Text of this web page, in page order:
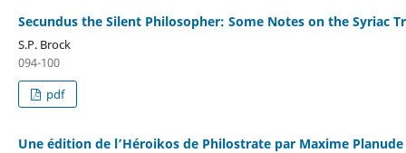
Secundus the Silent Philosopher: Some Notes on the Syriac
S.P. Brock
094-100
pdf
Une édition de l’Héroikos de Philostrate par Maxime Planude